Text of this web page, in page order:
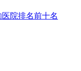
院排名前十名